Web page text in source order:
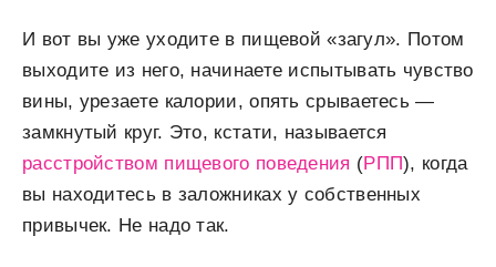
И вот вы уже уходите в пищевой «загул». Потом
выходите из него, начинаете испытывать чувство
вины, урезаете калории, опять срываетесь —
замкнутый круг. Это, кстати, называется
расстройством пищевого поведения (РПП), когда
вы находитесь в заложниках у собственных
привычек. Не надо так.